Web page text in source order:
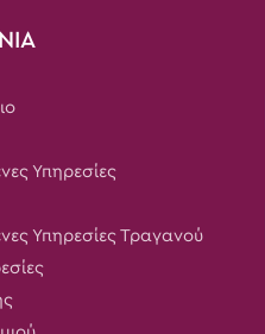
Υπηρεσίες
Υπηρεσίες Τραγανού